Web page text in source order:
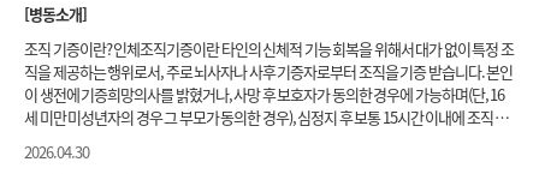
니다. 재발/불응성 고형암 18세 미만 ALK 유전자의 돌연변이 신호를 막는 저해제를 항암
제로 이용한 임상시험을 수행합니다. 재발/불응성 신경모세포종 2세 이상, 21세 미만 사
이클린 의존성 키타아제(CDK) 4/6 저해제를 항암제로 이용한 임상시험을 수행합니다.
재발/불응성 유잉육종, 신경모세포종 1 세 이상 18세 미만 ROR1을 표적으로 하는 항체
약물 결합체를 이용하여 임상시험을 수행합니다. 뇌종양 재발/불응성 뇌종양 연령제한
없음 암세포의 세포 신호 전달 체계에서 중요한 역할을 하는 선택적 타이로신 억제제 (N
TRK1,2,3)를 항암제로 이용한 임상시험을 수행합니다. 재발/불응성 뇌종양 12세 이상,
과 원무창구 옆 본원 2층 공용 원무창구 앞 본원 3층 산부인과 원무창구 앞 대한외래 지하
2층 공용 원무창구 앞 대한외래 지하 3층 공용 원무창구 앞 인터넷 : 증명서발급홈페이지
에서 로그인 후 발급 증명서 홈페이지 바로가기 입ㆍ퇴원사실 확인서 입원 기간만 기재
되어 있음 연말정산용 장애인증명서 서울대학교병원에서 최초로 중증 또는 산정특례
우 해당 외부 병원에서 발급 가능 서울대학교병원 해당 진료과에 요청 후 담당 의사가 작
[병동소개]
조직 기증이란? 인체조직기증이란 타인의 신체적 기능 회복을 위해서 대가 없이 특정 조
직을 제공하는 행위로서, 주로 뇌사자나 사후 기증자로부터 조직을 기증 받습니다. 본인
이 생전에 기증희망의사를 밝혔거나, 사망 후 보호자가 동의한 경우에 가능하며(단, 16
세 미만 미성년자의 경우 그 부모가 동의한 경우), 심정지 후 보통 15시간 이내에 조직 채
니다. 조직 기증을 위해서는 기증자의 사망원인이 확실하고 감염성 질환의 전이 가능성
2026.04.30